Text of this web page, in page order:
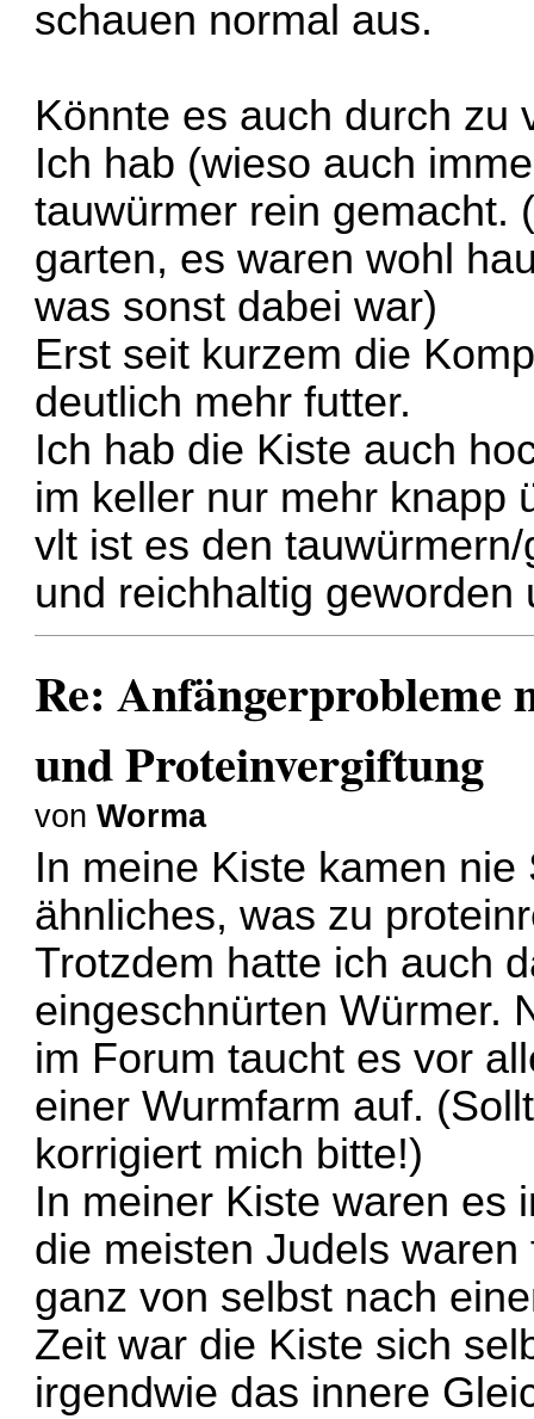
schauen normal aus.
Könnte es auch durch zu
Ich hab (wieso auch
tauwürmer rein gemacht.
garten, es waren wohl
was sonst dabei war)
Erst seit kurzem die
deutlich mehr futter.
Ich hab die Kiste auch
im keller nur mehr knapp
vlt ist es den
und reichhaltig
Re: Anfängerprobleme
und Proteinvergiftung
vonWorma
In meine Kiste kamen
ähnliches, was zu
Trotzdem hatte ich auch
eingeschnürten Würmer.
im Forum taucht es vor
einer Wurmfarm auf.
korrigiert mich bitte!)
In meiner Kiste waren es
die meisten Judels
ganz von selbst nach
Zeit war die Kiste sich
irgendwie das innere